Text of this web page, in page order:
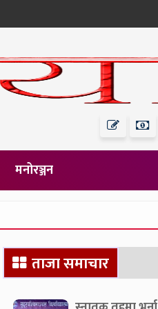
मनोरञ्जन
Secondary
Sidebarताजा समाचार